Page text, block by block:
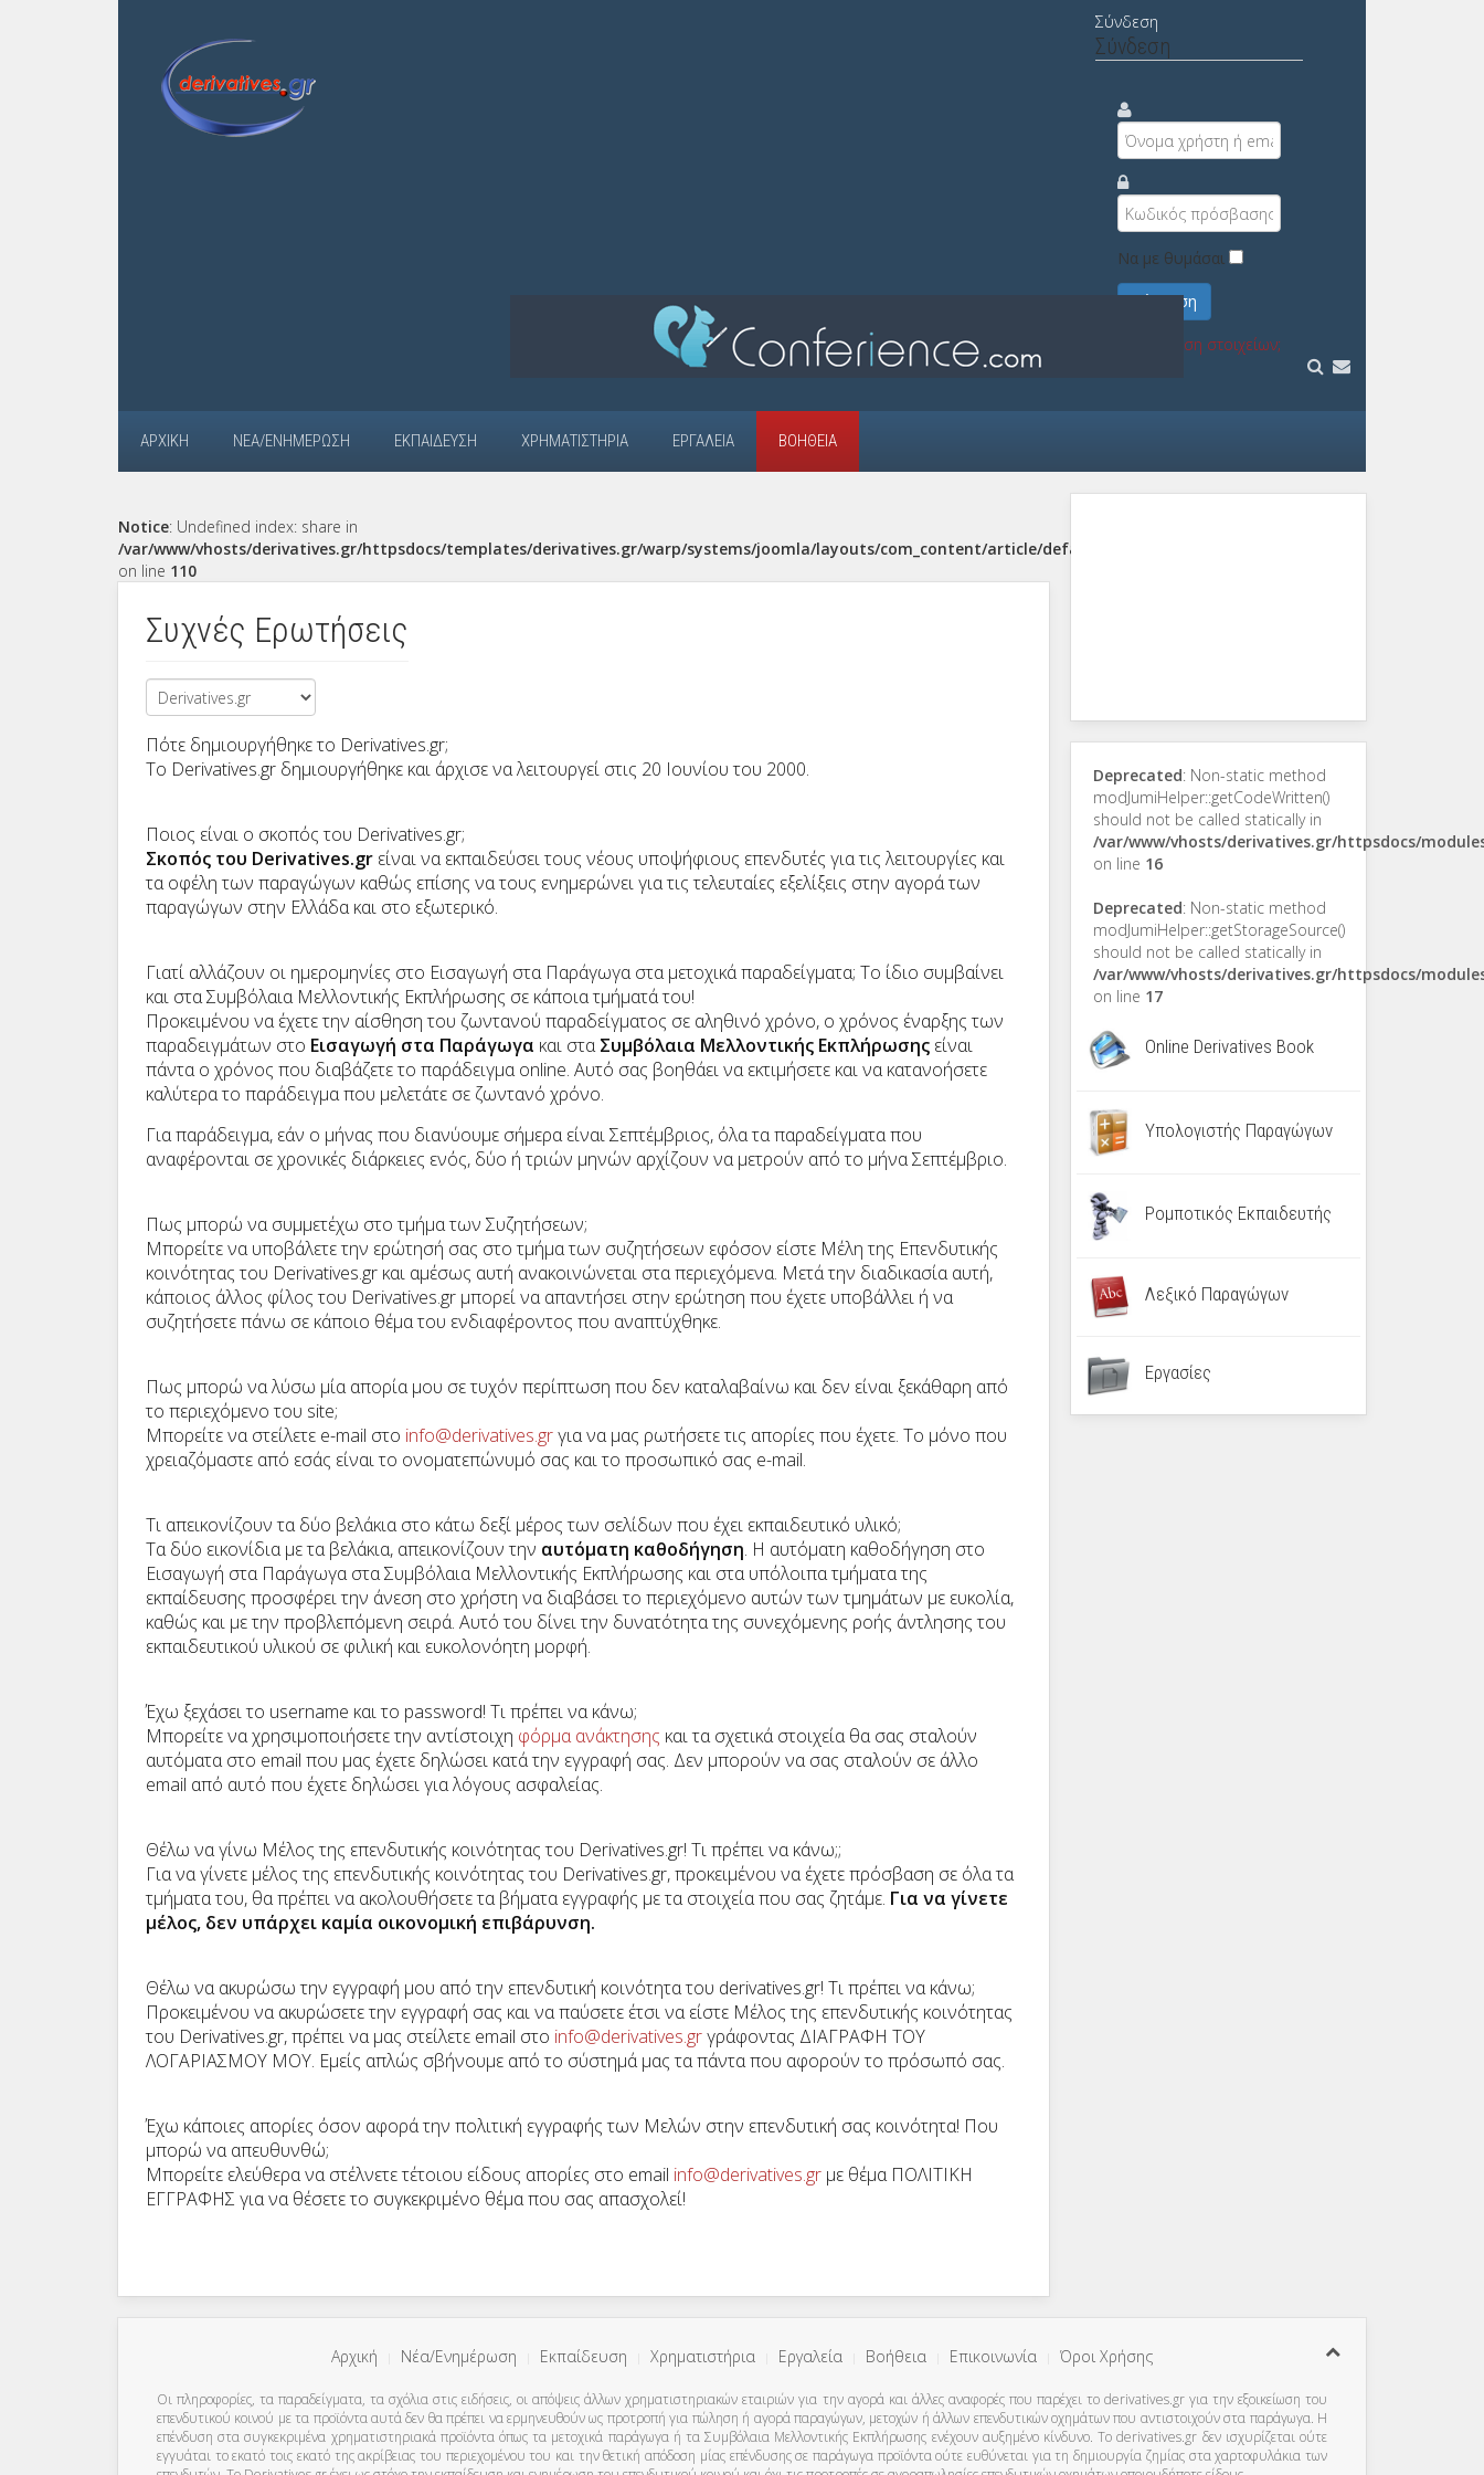
Σύνδεση
Σύνδεση
Να με θυμάσαι
Σύνδεση
Υπενθύμιση στοιχείων;
ΑΡΧΙΚΉ ΝΈΑ/ΕΝΗΜΈΡΩΣΗ ΕΚΠΑΊΔΕΥΣΗ ΧΡΗΜΑΤΙΣΤΉΡΙΑ ΕΡΓΑΛΕΊΑ ΒΟΉΘΕΙΑ
Notice: Undefined index: share in
/var/www/vhosts/derivatives.gr/httpsdocs/templates/derivatives.gr/warp/systems/joomla/layouts/com_content/article/default.php
on line 110
Συχνές Ερωτήσεις
Πότε δημιουργήθηκε το Derivatives.gr;
Το Derivatives.gr δημιουργήθηκε και άρχισε να λειτουργεί στις 20 Ιουνίου του 2000.
Ποιος είναι ο σκοπός του Derivatives.gr;
Σκοπός του Derivatives.gr είναι να εκπαιδεύσει τους νέους υποψήφιους επενδυτές για τις λειτουργίες και
τα οφέλη των παραγώγων καθώς επίσης να τους ενημερώνει για τις τελευταίες εξελίξεις στην αγορά των
παραγώγων στην Ελλάδα και στο εξωτερικό.
Γιατί αλλάζουν οι ημερομηνίες στο Εισαγωγή στα Παράγωγα στα μετοχικά παραδείγματα; Το ίδιο συμβαίνει
και στα Συμβόλαια Μελλοντικής Εκπλήρωσης σε κάποια τμήματά του!
Προκειμένου να έχετε την αίσθηση του ζωντανού παραδείγματος σε αληθινό χρόνο, ο χρόνος έναρξης των
παραδειγμάτων στο Εισαγωγή στα Παράγωγα και σταΣυμβόλαια Μελλοντικής Εκπλήρωσης είναι
πάντα ο χρόνος που διαβάζετε το παράδειγμα online. Αυτό σας βοηθάει να εκτιμήσετε και να κατανοήσετε
καλύτερα το παράδειγμα που μελετάτε σε ζωντανό χρόνο.
Για παράδειγμα, εάν ο μήνας που διανύουμε σήμερα είναι Σεπτέμβριος, όλα τα παραδείγματα που
αναφέρονται σε χρονικές διάρκειες ενός, δύο ή τριών μηνών αρχίζουν να μετρούν από το μήνα Σεπτέμβριο.
Πως μπορώ να συμμετέχω στο τμήμα των Συζητήσεων;
Μπορείτε να υποβάλετε την ερώτησή σας στο τμήμα των συζητήσεων εφόσον είστε Μέλη της Επενδυτικής
κοινότητας του Derivatives.gr και αμέσως αυτή ανακοινώνεται στα περιεχόμενα. Μετά την διαδικασία αυτή,
κάποιος άλλος φίλος του Derivatives.gr μπορεί να απαντήσει στην ερώτηση που έχετε υποβάλλει ή να
συζητήσετε πάνω σε κάποιο θέμα του ενδιαφέροντος που αναπτύχθηκε.
Πως μπορώ να λύσω μία απορία μου σε τυχόν περίπτωση που δεν καταλαβαίνω και δεν είναι ξεκάθαρη από
το περιεχόμενο του site;
Μπορείτε να στείλετε e-mail στο info@derivatives.grγια να μας ρωτήσετε τις απορίες που έχετε. Το μόνο που
χρειαζόμαστε από εσάς είναι το ονοματεπώνυμό σας και το προσωπικό σας e-mail.
Τι απεικονίζουν τα δύο βελάκια στο κάτω δεξί μέρος των σελίδων που έχει εκπαιδευτικό υλικό;
Τα δύο εικονίδια με τα βελάκια, απεικονίζουν την αυτόματη καθοδήγηση. Η αυτόματη καθοδήγηση στο
Εισαγωγή στα Παράγωγα στα Συμβόλαια Μελλοντικής Εκπλήρωσης και στα υπόλοιπα τμήματα της
εκπαίδευσης προσφέρει την άνεση στο χρήστη να διαβάσει το περιεχόμενο αυτών των τμημάτων με ευκολία,
καθώς και με την προβλεπόμενη σειρά. Αυτό του δίνει την δυνατότητα της συνεχόμενης ροής άντλησης του
εκπαιδευτικού υλικού σε φιλική και ευκολονόητη μορφή.
Έχω ξεχάσει το username και το password! Τι πρέπει να κάνω;
Μπορείτε να χρησιμοποιήσετε την αντίστοιχη φόρμα ανάκτησης και τα σχετικά στοιχεία θα σας σταλούν
αυτόματα στο email που μας έχετε δηλώσει κατά την εγγραφή σας. Δεν μπορούν να σας σταλούν σε άλλο
email από αυτό που έχετε δηλώσει για λόγους ασφαλείας.
Θέλω να γίνω Μέλος της επενδυτικής κοινότητας του Derivatives.gr! Τι πρέπει να κάνω;;
Για να γίνετε μέλος της επενδυτικής κοινότητας του Derivatives.gr, προκειμένου να έχετε πρόσβαση σε όλα τα
τμήματα του, θα πρέπει να ακολουθήσετε τα βήματα εγγραφής με τα στοιχεία που σας ζητάμε. Για να γίνετε
μέλος, δεν υπάρχει καμία οικονομική επιβάρυνση.
Θέλω να ακυρώσω την εγγραφή μου από την επενδυτική κοινότητα του derivatives.gr! Τι πρέπει να κάνω;
Προκειμένου να ακυρώσετε την εγγραφή σας και να παύσετε έτσι να είστε Μέλος της επενδυτικής κοινότητας
του Derivatives.gr, πρέπει να μας στείλετε email στο info@derivatives.grγράφοντας ΔΙΑΓΡΑΦΗ ΤΟΥ
ΛΟΓΑΡΙΑΣΜΟΥ ΜΟΥ. Εμείς απλώς σβήνουμε από το σύστημά μας τα πάντα που αφορούν το πρόσωπό σας.
Έχω κάποιες απορίες όσον αφορά την πολιτική εγγραφής των Μελών στην επενδυτική σας κοινότητα! Που
μπορώ να απευθυνθώ;
Μπορείτε ελεύθερα να στέλνετε τέτοιου είδους απορίες στο email info@derivatives.gr με θέμα ΠΟΛΙΤΙΚΗ
ΕΓΓΡΑΦΗΣ για να θέσετε το συγκεκριμένο θέμα που σας απασχολεί!
Deprecated: Non-static method
modJumiHelper::getCodeWritten()
should not be called statically in
/var/www/vhosts/derivatives.gr/httpsdocs/
on line 16
Deprecated: Non-static method
modJumiHelper::getStorageSource()
should not be called statically in
/var/www/vhosts/derivatives.gr/httpsdocs/
on line 17
Online Derivatives Book
Υπολογιστής Παραγώγων
Ρομποτικός Εκπαιδευτής
Λεξικό Παραγώγων
Εργασίες
Αρχική Νέα/Ενημέρωση Εκπαίδευση Χρηματιστήρια Εργαλεία Βοήθεια Επικοινωνία Όροι Χρήσης
Οι πληροφορίες, τα παραδείγματα, τα σχόλια στις ειδήσεις, οι απόψεις άλλων χρηματιστηριακών εταιριών για την αγορά και άλλες αναφορές που παρέχει το derivatives.gr για την εξοικείωση του
επενδυτικού κοινού με τα προϊόντα αυτά δεν θα πρέπει να ερμηνευθούν ως προτροπή για πώληση ή αγορά παραγώγων, μετοχών ή άλλων επενδυτικών οχημάτων που αντιστοιχούν στα παράγωγα. Η
επένδυση στα συγκεκριμένα χρηματιστηριακά προϊόντα όπως τα μετοχικά παράγωγα ή τα Συμβόλαια Μελλοντικής Εκπλήρωσης ενέχουν αυξημένο κίνδυνο. Το derivatives.gr δεν ισχυρίζεται ούτε
εγγυάται το εκατό τοις εκατό της ακρίβειας του περιεχομένου του και την θετική απόδοση μίας επένδυσης σε παράγωγα προϊόντα ούτε ευθύνεται για τη δημιουργία ζημίας στα χαρτοφυλάκια των